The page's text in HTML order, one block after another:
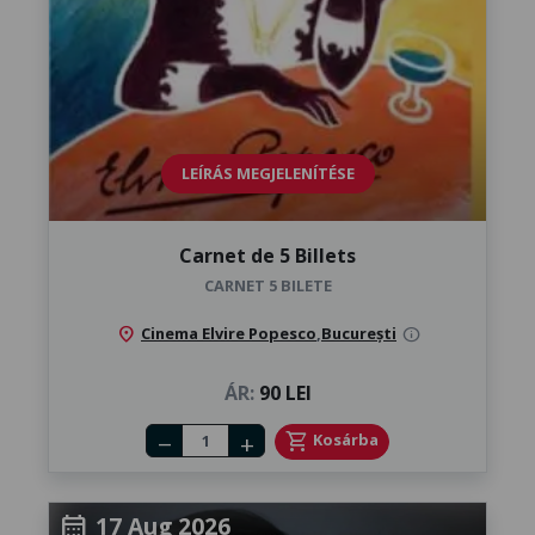
LEÍRÁS MEGJELENÍTÉSE
Carnet de 5 Billets
CARNET 5 BILETE
location_on Cinema Elvire Popesco,București info
ÁR:90 LEI
Number of tickets
remove add shopping_cart Kosárba
17 Aug 2026